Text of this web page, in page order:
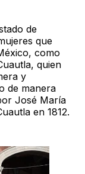
de
que
como
quien
y
de manera
José María
en 1812.